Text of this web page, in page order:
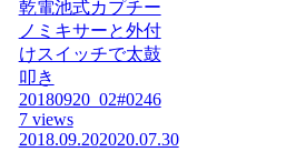
乾電池式カプチー
ノミキサーと外付
けスイッチで太鼓
叩き
20180920_02#0246
7 views
2018.09.202020.07.30